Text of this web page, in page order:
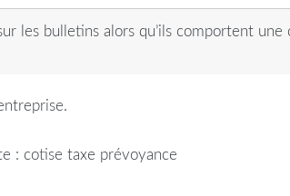
les bulletins alors qu’ils comportent
: cotise taxe prévoyance